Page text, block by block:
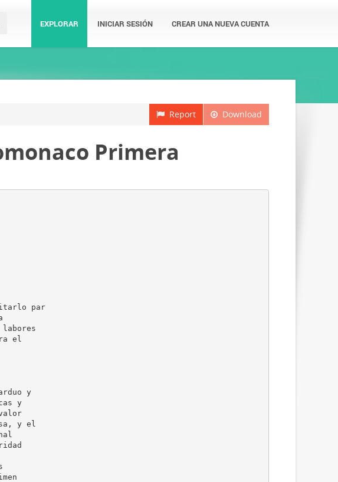
EXPLORAR INICIAR SESIÓN CREAR UNA NUEVA CUENTA
Download
Report
Primera
par
el
y
y
y el